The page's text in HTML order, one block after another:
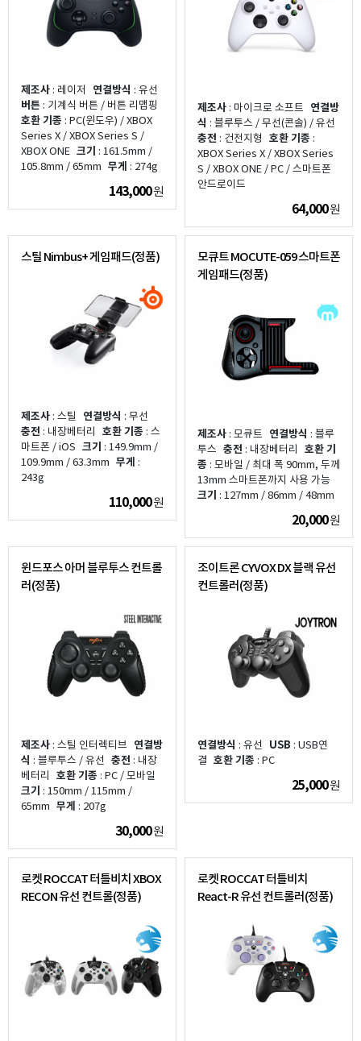
제조사 : 레이저 연결방식 : 유선
버튼 : 기계식 버튼 / 버튼 리맵핑
호환 기종 : PC(윈도우) / XBOX
Series X / XBOX Series S /
XBOX ONE 크기 : 161.5mm /
105.8mm / 65mm 무게 : 274g
143,000원
제조사 : 마이크로 소프트 연결방
식 : 블루투스 / 무선(콘솔) / 유선
충전 : 건전지형 호환 기종 :
XBOX Series X / XBOX Series
S / XBOX ONE / PC / 스마트폰
안드로이드
64,000원
스틸 Nimbus+ 게임패드(정품)
제조사 : 스틸 연결방식 : 무선
충전 : 내장베터리 호환 기종 : 스
마트폰 / iOS 크기 : 149.9mm /
109.9mm / 63.3mm 무게 :
243g
110,000원
모큐트 MOCUTE-059 스마트폰
게임패드(정품)
제조사 : 모큐트 연결방식 : 블루
투스 충전 : 내장베터리 호환 기
종 : 모바일 / 최대 폭 90mm, 두께
13mm 스마트폰까지 사용 가능
크기 : 127mm / 86mm / 48mm
20,000원
윈드포스 아머 블루투스 컨트롤
러(정품)
제조사 : 스틸 인터렉티브 연결방
식 : 블루투스 / 유선 충전 : 내장
베터리 호환 기종 : PC / 모바일
크기 : 150mm / 115mm /
65mm 무게 : 207g
30,000원
조이트론 CYVOX DX 블랙 유선
컨트롤러(정품)
연결방식 : 유선 USB : USB연
결 호환 기종 : PC
25,000원
로켓 ROCCAT 터틀비치 XBOX
RECON 유선 컨트롤(정품)
로켓 ROCCAT 터틀비치
React-R 유선 컨트롤러(정품)